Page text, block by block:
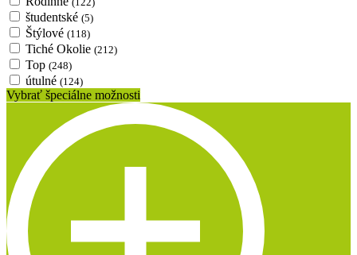
študentské (5)
Štýlové (118)
Tiché Okolie (212)
Top (248)
útulné (124)
Vybrať špeciálne možnosti